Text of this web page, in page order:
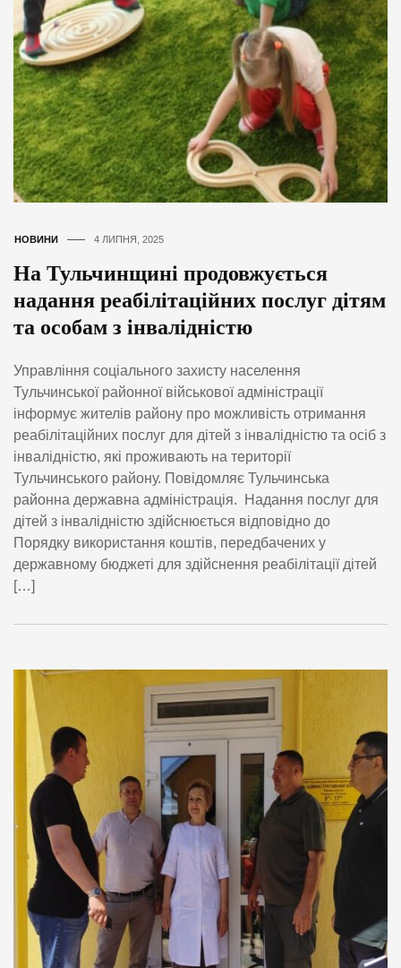
НОВИНИ 4 ЛИПНЯ, 2025
На Тульчинщині продовжується
надання реабілітаційних послуг дітям
та особам з інвалідністю
Управління соціального захисту населення
Тульчинської районної військової адміністрації
інформує жителів району про можливість отримання
реабілітаційних послуг для дітей з інвалідністю та осіб з
інвалідністю, які проживають на території
Тульчинського району. Повідомляє Тульчинська
районна державна адміністрація. Надання послуг для
дітей з інвалідністю здійснюється відповідно до
Порядку використання коштів, передбачених у
державному бюджеті для здійснення реабілітації дітей
[…]